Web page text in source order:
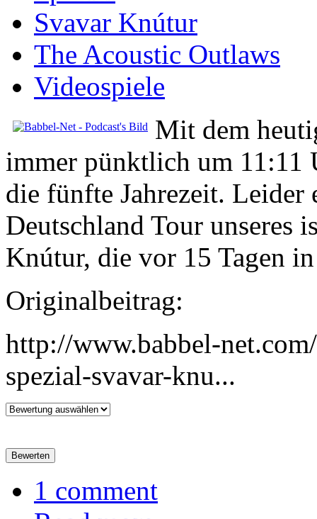
Svavar Knútur
The Acoustic Outlaws
Videospiele
Mit dem
immer pünktlich um 11:11
die fünfte Jahrezeit. Leider
Deutschland Tour unseres
Knútur, die vor 15 Tagen
Originalbeitrag:
http://www.babbel-
spezial-svavar-knu...
1 comment